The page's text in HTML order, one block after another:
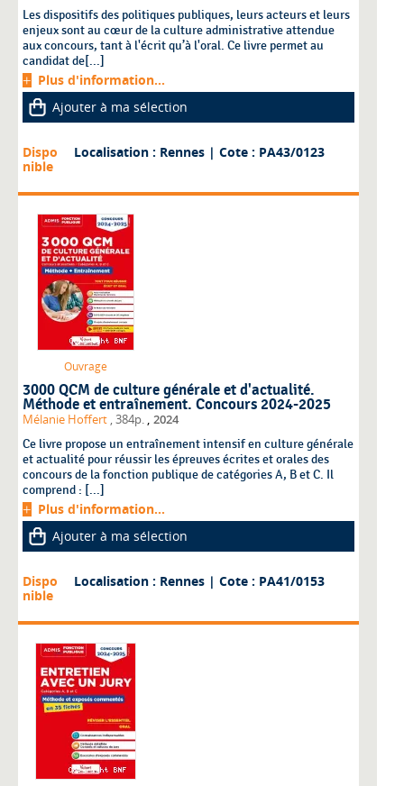
Les dispositifs des politiques publiques, leurs acteurs et leurs
enjeux sont au cœur de la culture administrative attendue
aux concours, tant à l'écrit qu’à l'oral. Ce livre permet au
candidat de[...]
Plus d'information...
Ajouter à ma sélection
Dispo
nible
Localisation : Rennes | Cote : PA43/0123
Ouvrage
3000 QCM de culture générale et d'actualité.
Méthode et entraînement. Concours 2024-2025
Mélanie Hoffert , 384p. , 2024
Ce livre propose un entraînement intensif en culture générale
et actualité pour réussir les épreuves écrites et orales des
concours de la fonction publique de catégories A, B et C. Il
comprend : [...]
Plus d'information...
Ajouter à ma sélection
Dispo
nible
Localisation : Rennes | Cote : PA41/0153